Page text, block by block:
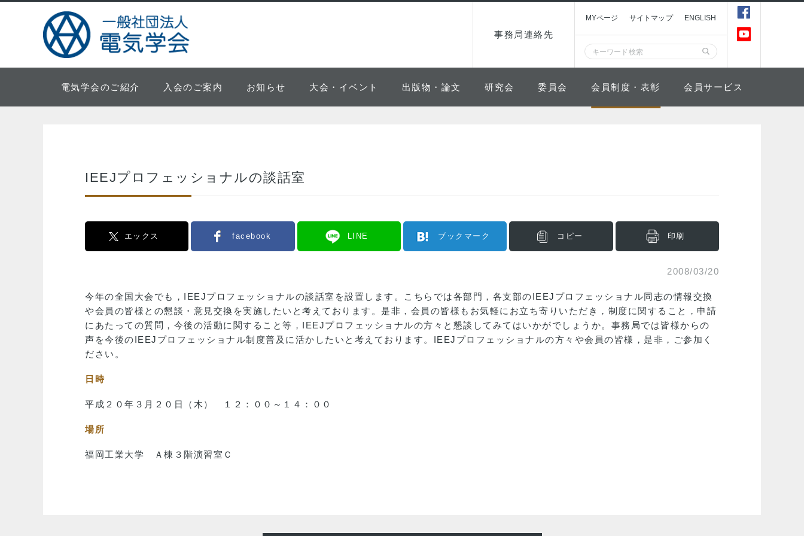
事務局連絡先
MYページ サイトマップ ENGLISH
電気学会のご紹介 入会のご案内 お知らせ 大会・イベント 出版物・論文 研究会 委員会 会員制度・表彰 会員サービス
IEEJプロフェッショナルの談話室
エックス facebook LINE ブックマーク コピー 印刷
2008/03/20
今年の全国大会でも，IEEJプロフェッショナルの談話室を設置します。こちらでは各部門，各支部のIEEJプロフェッショナル同志の情報交換
や会員の皆様との懇談・意見交換を実施したいと考えております。是非，会員の皆様もお気軽にお立ち寄りいただき，制度に関すること，申請
にあたっての質問，今後の活動に関すること等，IEEJプロフェッショナルの方々と懇談してみてはいかがでしょうか。事務局では皆様からの
声を今後のIEEJプロフェッショナル制度普及に活かしたいと考えております。IEEJプロフェッショナルの方々や会員の皆様，是非，ご参加く
ださい。
日時
平成２０年３月２０日（木） １２：００～１４：００
場所
福岡工業大学 Ａ棟３階演習室Ｃ